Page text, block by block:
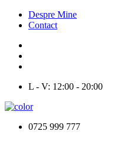
Despre Mine
Contact
L - V: 12:00 - 20:00
0725 999 777